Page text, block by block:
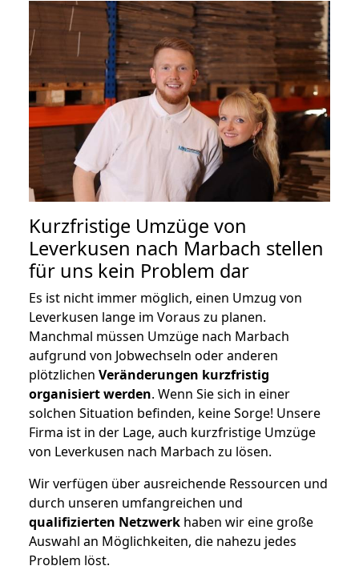
Kurzfristige Umzüge von
Leverkusen nach Marbach stellen
für uns kein Problem dar
Es ist nicht immer möglich, einen Umzug von
Leverkusen lange im Voraus zu planen.
Manchmal müssen Umzüge nach Marbach
aufgrund von Jobwechseln oder anderen
plötzlichen Veränderungen kurzfristig
organisiert werden. Wenn Sie sich in einer
solchen Situation befinden, keine Sorge! Unsere
Firma ist in der Lage, auch kurzfristige Umzüge
von Leverkusen nach Marbach zu lösen.
Wir verfügen über ausreichende Ressourcen und
durch unseren umfangreichen und
qualifizierten Netzwerk haben wir eine große
Auswahl an Möglichkeiten, die nahezu jedes
Problem löst.